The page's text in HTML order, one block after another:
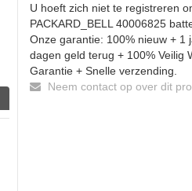
U hoeft zich niet te registreren
PACKARD_BELL 40006825
Onze garantie: 100% nieuw + 1
dagen geld terug + 100% Veilig
Garantie + Snelle verzending.
Neem contact op over dit